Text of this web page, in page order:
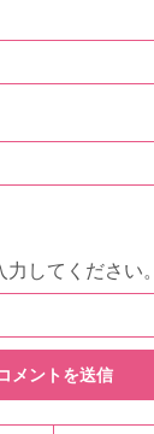
力してください。